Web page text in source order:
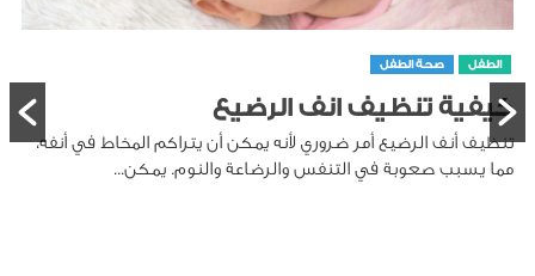
الطفل صحة الطفل
كيفية تنظيف انف الرضيع
تنظيف أنف الرضيع أمر ضروري لأنه يمكن أن يتراكم المخاط في أنفه،
مما يسبب صعوبة في التنفس والرضاعة والنوم. يمكن...